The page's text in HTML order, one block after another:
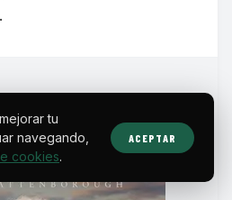
tu
navegando,
cookies.
ACEPTAR